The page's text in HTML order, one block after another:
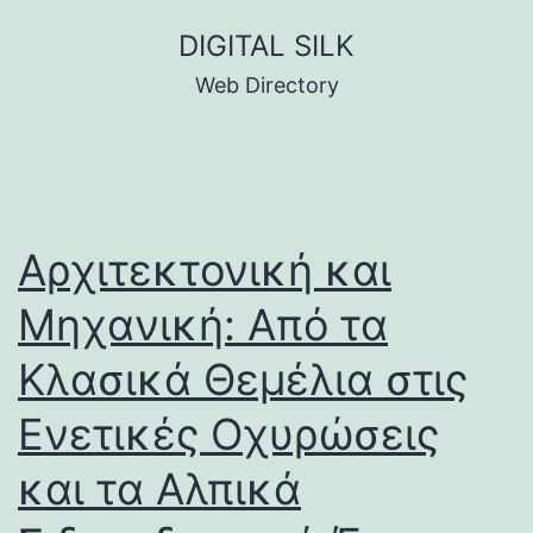
DIGITAL SILK
Web Directory
Αρχιτεκτονική και
Μηχανική: Από τα
Κλασικά Θεμέλια στις
Ενετικές Οχυρώσεις
και τα Αλπικά